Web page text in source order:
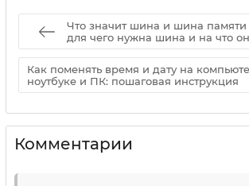
Что значит шина и шина памяти
для чего нужна шина и на что
Как поменять время и дату на
ноутбуке и ПК: пошаговая инструкция
Комментарии